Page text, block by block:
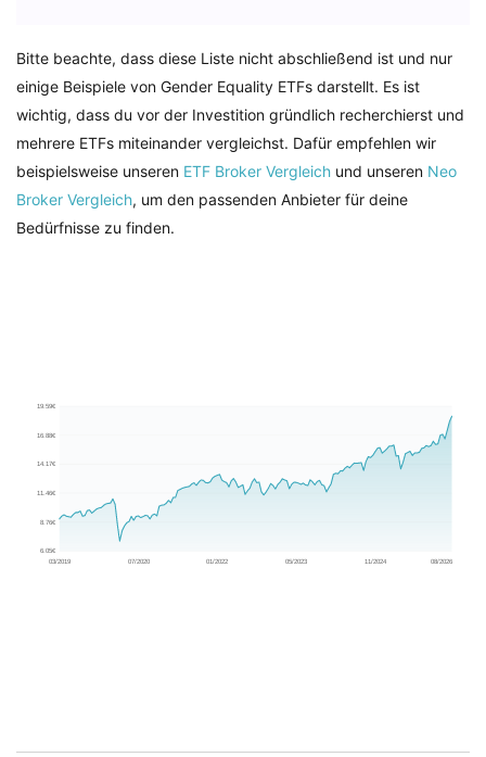
Bitte beachte, dass diese Liste nicht abschließend ist und nur
einige Beispiele von Gender Equality ETFs darstellt. Es ist
wichtig, dass du vor der Investition gründlich recherchierst und
mehrere ETFs miteinander vergleichst. Dafür empfehlen wir
beispielsweise unseren ETF Broker Vergleich und unseren Neo
Broker Vergleich, um den passenden Anbieter für deine
Bedürfnisse zu finden.